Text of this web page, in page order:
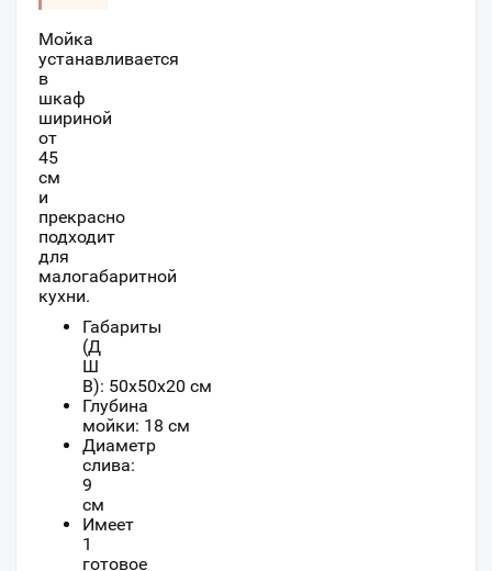
Мойка
устанавливается
в
шкаф
шириной
от
45
см
и
прекрасно
подходит
для
малогабаритной
кухни.
Габариты
(Д
Ш
В): 50x50x20 см
Глубина
мойки: 18 см
Диаметр
слива:
9
см
Имеет
1
готовое